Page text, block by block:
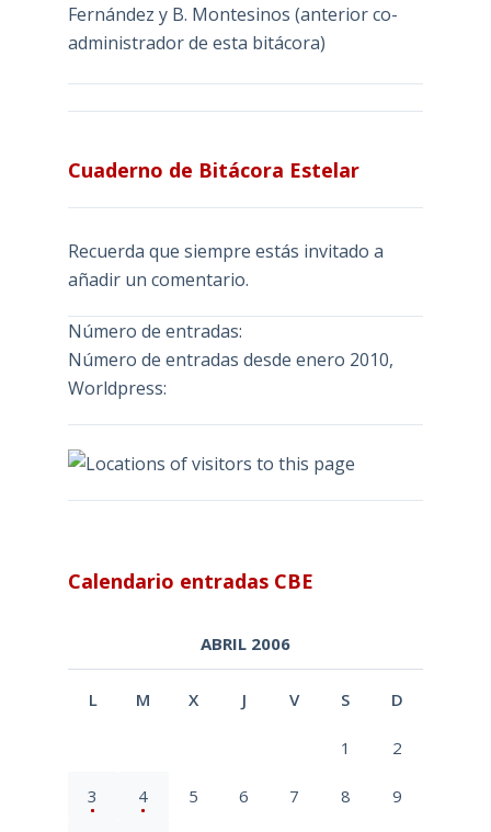
Fernández y B. Montesinos (anterior co-
administrador de esta bitácora)
Cuaderno de Bitácora Estelar
Recuerda que siempre estás invitado a
añadir un comentario.
Número de entradas:
Número de entradas desde enero 2010,
Worldpress:
Calendario entradas CBE
ABRIL 2006
L M X J V S D
1 2
3 4 5 6 7 8 9